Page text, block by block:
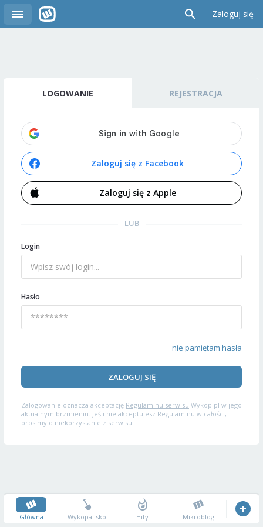
Zaloguj się
LOGOWANIE REJESTRACJA
Zaloguj się z Facebook
Zaloguj się z Apple
LUB
Login
Hasło
nie pamiętam hasła
ZALOGUJ SIĘ
Zalogowanie oznacza akceptację Regulaminu serwisu Wykop.pl w jego
aktualnym brzmieniu. Jeśli nie akceptujesz Regulaminu w całości,
prosimy o niekorzystanie z serwisu.
Główna Wykopalisko Hity Mikroblog